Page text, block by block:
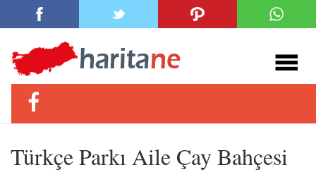
Türkçe Parkı Aile Çay Bahçesi